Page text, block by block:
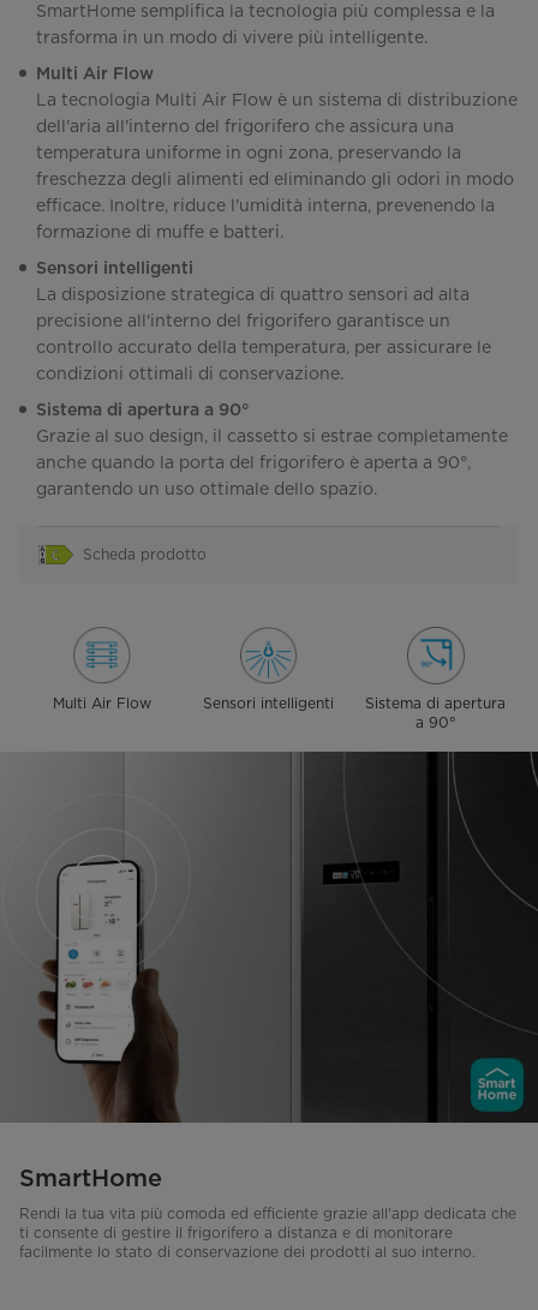
SmartHome semplifica la tecnologia più complessa e la
trasforma in un modo di vivere più intelligente.
Multi Air Flow
La tecnologia Multi Air Flow è un sistema di distribuzione
dell'aria all'interno del frigorifero che assicura una
temperatura uniforme in ogni zona, preservando la
freschezza degli alimenti ed eliminando gli odori in modo
efficace. Inoltre, riduce l'umidità interna, prevenendo la
formazione di muffe e batteri.
Sensori intelligenti
La disposizione strategica di quattro sensori ad alta
precisione all'interno del frigorifero garantisce un
controllo accurato della temperatura, per assicurare le
condizioni ottimali di conservazione.
Sistema di apertura a 90°
Grazie al suo design, il cassetto si estrae completamente
anche quando la porta del frigorifero è aperta a 90°,
garantendo un uso ottimale dello spazio.
Scheda prodotto
Multi Air Flow Sensori intelligenti
Sistema di apertura
a 90°
SmartHome
Rendi la tua vita più comoda ed efficiente grazie all'app dedicata che
ti consente di gestire il frigorifero a distanza e di monitorare
facilmente lo stato di conservazione dei prodotti al suo interno.